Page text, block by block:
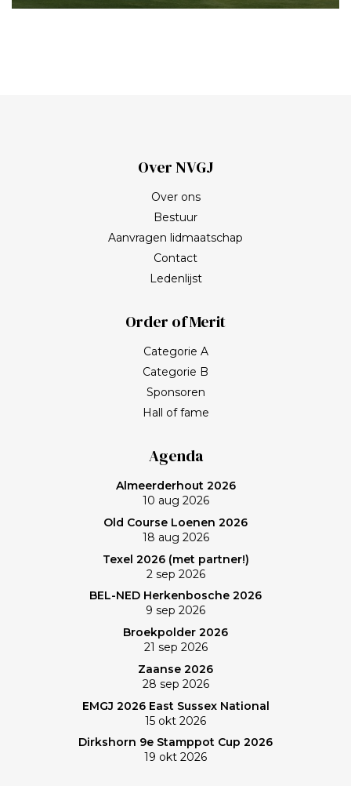
Over NVGJ
Over ons
Bestuur
Aanvragen lidmaatschap
Contact
Ledenlijst
Order of Merit
Categorie A
Categorie B
Sponsoren
Hall of fame
Agenda
Almeerderhout 2026
10 aug 2026
Old Course Loenen 2026
18 aug 2026
Texel 2026 (met partner!)
2 sep 2026
BEL-NED Herkenbosche 2026
9 sep 2026
Broekpolder 2026
21 sep 2026
Zaanse 2026
28 sep 2026
EMGJ 2026 East Sussex National
15 okt 2026
Dirkshorn 9e Stamppot Cup 2026
19 okt 2026